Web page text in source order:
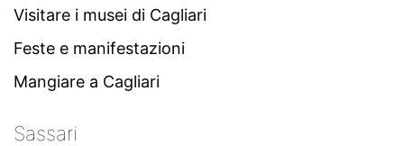
Visitare i musei di Cagliari
Feste e manifestazioni
Mangiare a Cagliari
Sassari